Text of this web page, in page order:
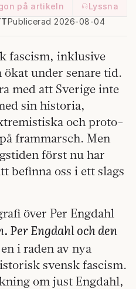
på artikeln
Lyssna
Publicerad 2026-08-04
fascism, inklusive
under senare tid.
med att Sverige inte
sin historia,
och proto-
frammarsch. Men
först nu har
befinna oss i ett slags
över Per Engdahl
Per Engdahl och den
i raden av nya
svensk fascism.
om just Engdahl,